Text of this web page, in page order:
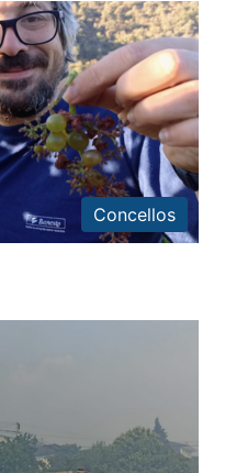
Concellos